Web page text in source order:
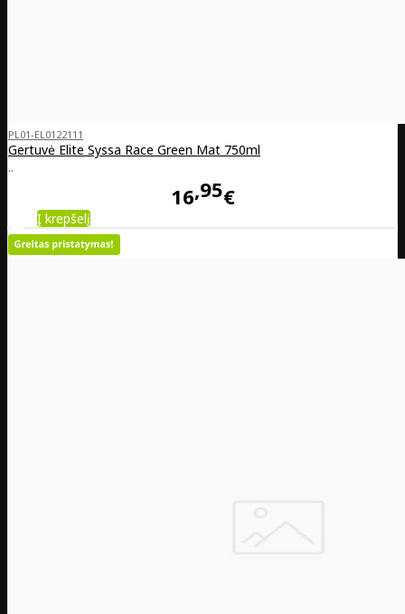
PL01-EL0122111
Gertuvė Elite Syssa Race Green Mat 750ml
..
16 95€
Į krepšelį